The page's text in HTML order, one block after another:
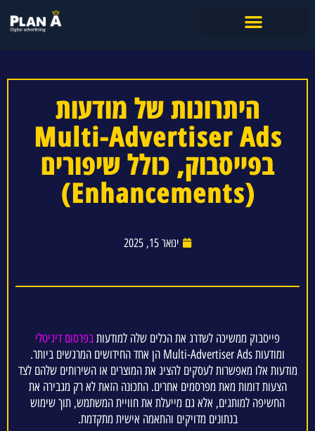
היתרונות של מודעות
Multi-Advertiser Ads
בפייסבוק, כולל שיפורים
(Enhancements)
ינואר 15, 2025
פייסבוק ממשיכה לשדרג את הכלים שלה למודעותבפרסום דיגיטלי
ומודעות Multi-Advertiser Ads הן אחד החידושים המרגשים ביותר.
מודעות אלו מאפשרות לעסקים להציג את המוצרים או השירותים שלהם לצד
הצעות דומות מאת מפרסמים אחרים. התכונה הזאת לא רק מגבירה את
החשיפה למותגים, אלא גם מייעלת את חוויית המשתמש, תוך שימוש
בנתונים מדויקים והתאמה אישית מתקדמת.